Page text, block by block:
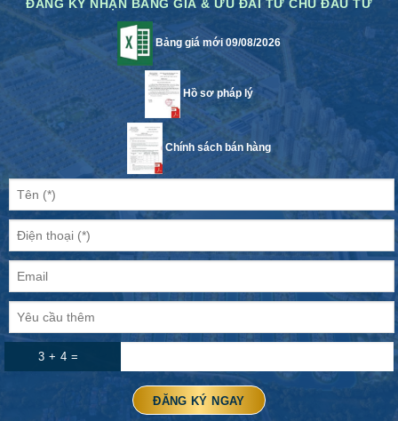
ĐĂNG KÝ NHẬN BẢNG GIÁ & ƯU ĐÃI TỪ CHỦ ĐẦU TƯ
Bảng giá mới 09/08/2026
Hồ sơ pháp lý
Chính sách bán hàng
3 + 4 =